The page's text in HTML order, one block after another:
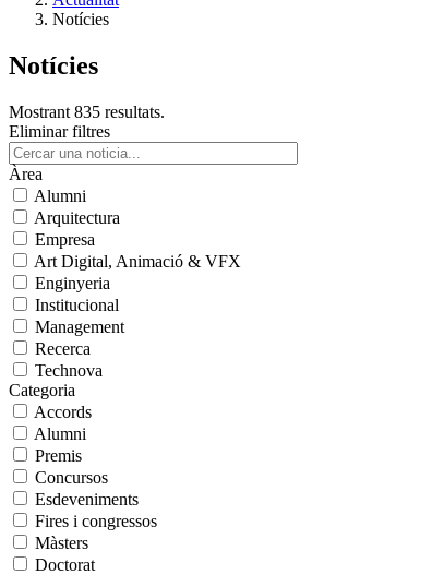
Notícies
Notícies
Mostrant 835 resultats.
Eliminar filtres
Àrea
Alumni
Arquitectura
Empresa
Art Digital, Animació & VFX
Enginyeria
Institucional
Management
Recerca
Technova
Categoria
Accords
Alumni
Premis
Concursos
Esdeveniments
Fires i congressos
Màsters
Doctorat